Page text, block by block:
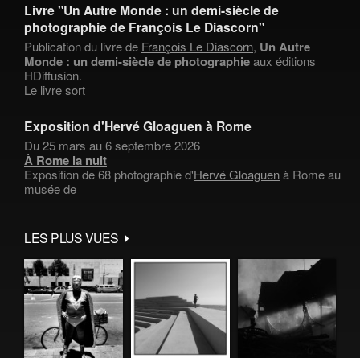
Livre "Un Autre Monde : un demi-siècle de
photographie de François Le Diascorn"
Publication du livre de François Le Diascorn, Un Autre
Monde : un demi-siècle de photographieaux éditions
HDiffusion.
Le livre sort
Exposition d'Hervé Gloaguen à Rome
Du 25 mars au 6 septembre 2026
À Rome la nuit
Exposition de 68 photographie d'Hervé Gloaguenà Rome au
musée de
LES PLUS VUES